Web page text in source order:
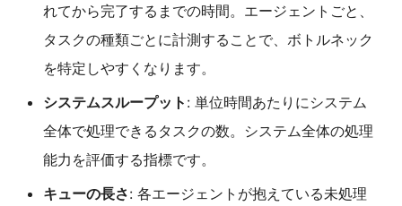
れてから完了するまでの時間。エージェントごと、
タスクの種類ごとに計測することで、ボトルネック
を特定しやすくなります。
システムスループット : 単位時間あたりにシステム
全体で処理できるタスクの数。システム全体の処理
能力を評価する指標です。
キューの長さ: 各エージェントが抱えている未処理